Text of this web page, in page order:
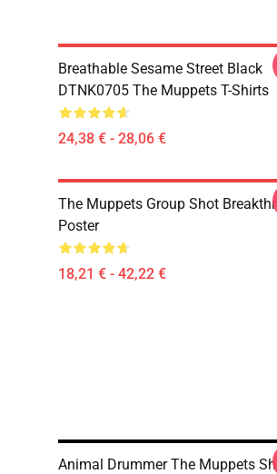
Breathable Sesame Street Black
DTNK0705 The Muppets T-Shirts
24,38 € - 28,06 €
The Muppets Group Shot
Poster
18,21 € - 42,22 €
Animal Drummer The Muppets